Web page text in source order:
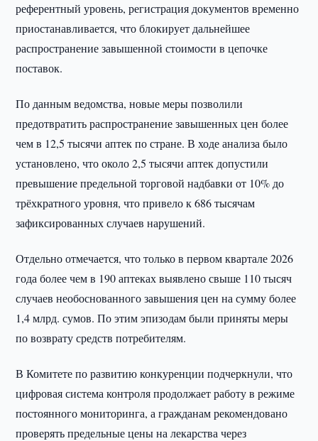
референтный уровень, регистрация документов временно
приостанавливается, что блокирует дальнейшее
распространение завышенной стоимости в цепочке
поставок.
По данным ведомства, новые меры позволили
предотвратить распространение завышенных цен более
чем в 12,5 тысячи аптек по стране. В ходе анализа было
установлено, что около 2,5 тысячи аптек допустили
превышение предельной торговой надбавки от 10% до
трёхкратного уровня, что привело к 686 тысячам
зафиксированных случаев нарушений.
Отдельно отмечается, что только в первом квартале 2026
года более чем в 190 аптеках выявлено свыше 110 тысяч
случаев необоснованного завышения цен на сумму более
1,4 млрд. сумов. По этим эпизодам были приняты меры
по возврату средств потребителям.
В Комитете по развитию конкуренции подчеркнули, что
цифровая система контроля продолжает работу в режиме
постоянного мониторинга, а гражданам рекомендовано
проверять предельные цены на лекарства через